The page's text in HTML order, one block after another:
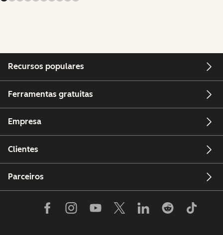
Recursos populares
Ferramentas gratuitas
Empresa
Clientes
Parceiros